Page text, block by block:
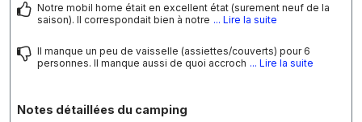
Notre mobil home était en excellent état (surement neuf de la
saison). Il correspondait bien à notre ... Lire la suite
Il manque un peu de vaisselle (assiettes/couverts) pour 6
personnes. Il manque aussi de quoi accroch ... Lire la suite
Notes détaillées du camping